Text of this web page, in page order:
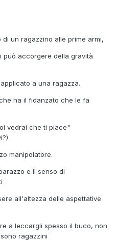
un ragazzino alle prime armi,
può accorgere della gravità
a una ragazza.
ha il fidanzato che le fa
vedrai che ti piace"
manipolatore.
e il senso di
all'altezza delle aspettative
a leccargli spesso il buco, non
ragazzini